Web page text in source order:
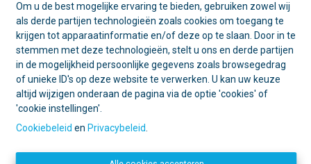
Om u de best mogelijke ervaring te bieden, gebruiken zowel wij
als derde partijen technologieën zoals cookies om toegang te
krijgen tot apparaatinformatie en/of deze op te slaan. Door in te
stemmen met deze technologieën, stelt u ons en derde partijen
in de mogelijkheid persoonlijke gegevens zoals browsegedrag
of unieke ID's op deze website te verwerken. U kan uw keuze
altijd wijzigen onderaan de pagina via de optie 'cookies' of
'cookie instellingen'.
Cookiebeleid en Privacybeleid
2830 Tisselt| Ref: 1761
273 m² 2
Contacteer ons
☀️ Achter elke gesloten deur schuilt
een goede reden. 🏡
Tijdens de zomer zijn we vaak op pad
voor schattingen en bezichtigingen.
Daarom is ons kantoor in de namiddag
voornamelijk geopend op afspraak.
Open deur?
helpen u graag verder!
waarschijnlijk ergens anders een deur